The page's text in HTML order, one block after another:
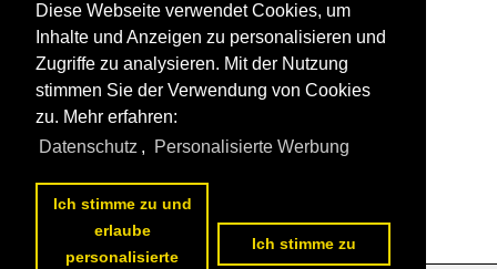
Diese Webseite verwendet Cookies, um
Inhalte und Anzeigen zu personalisieren und
Zugriffe zu analysieren. Mit der Nutzung
stimmen Sie der Verwendung von Cookies
zu. Mehr erfahren:
Datenschutz , Personalisierte Werbung
Ich stimme zu und
erlaube
personalisierte
Ich stimme zu